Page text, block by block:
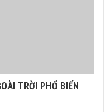
TRỜI PHỔ BIẾN